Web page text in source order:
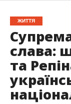
ЖИТТЯ
слава:
та